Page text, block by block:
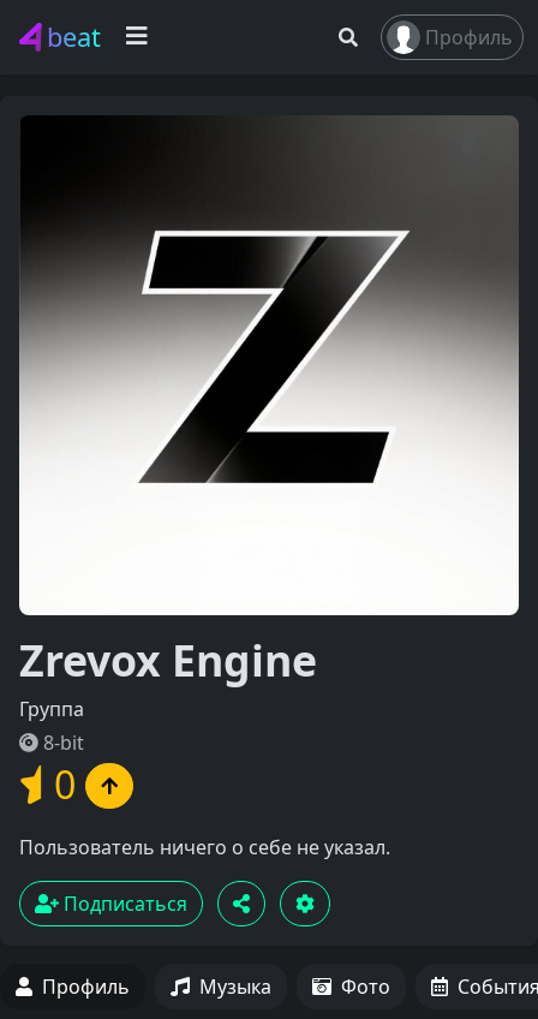
beat Профиль
Zrevox Engine
Группа
8-bit
0
Пользователь ничего о себе не указал.
Подписаться
Профиль Музыка Фото